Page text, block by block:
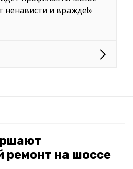
ненависти и вражде!»
ремонт на шоссе